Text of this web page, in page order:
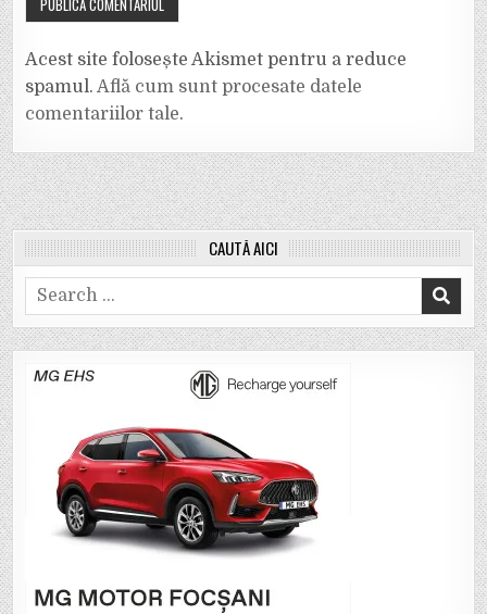
Acest site folosește Akismet pentru a reduce
spamul.Află cum sunt procesate datele
comentariilor tale.
CAUTĂ AICI
Search
for: